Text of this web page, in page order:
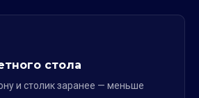
стола
и столик заранее — меньше